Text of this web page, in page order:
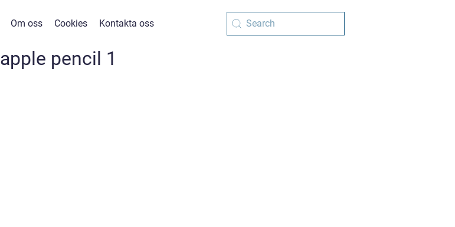
Om oss Cookies Kontakta oss
apple pencil 1